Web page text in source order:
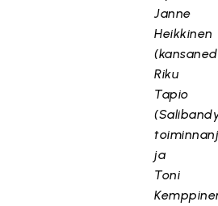
Janne
Heikkinen
Riku
Tapio
ja
Toni